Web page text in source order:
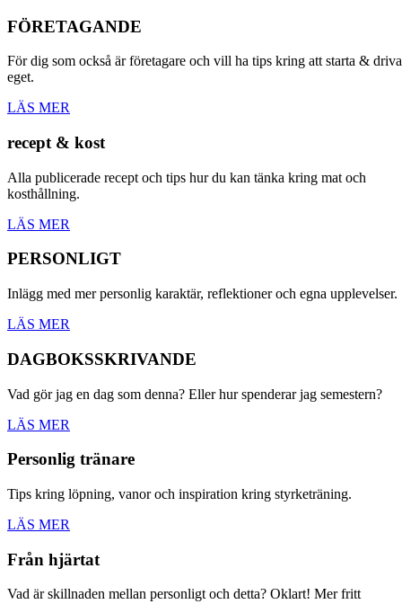
FÖRETAGANDE
För dig som också är företagare och vill ha tips kring att starta & driva
eget.
LÄS MER
recept & kost
Alla publicerade recept och tips hur du kan tänka kring mat och
kosthållning.
LÄS MER
PERSONLIGT
Inlägg med mer personlig karaktär, reflektioner och egna upplevelser.
LÄS MER
DAGBOKSSKRIVANDE
Vad gör jag en dag som denna? Eller hur spenderar jag semestern?
LÄS MER
Personlig tränare
Tips kring löpning, vanor och inspiration kring styrketräning.
LÄS MER
Från hjärtat
Vad är skillnaden mellan personligt och detta? Oklart! Mer fritt